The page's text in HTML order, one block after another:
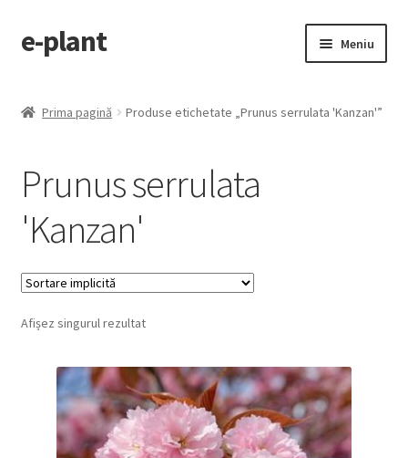
Sari
la
Sari
la
e-plant Meniu
Contact
Checkout
Prima pagină Produse etichetate „Prunus serrulata 'Kanzan'”
Prunus serrulata
'Kanzan'
Afișez singurul rezultat